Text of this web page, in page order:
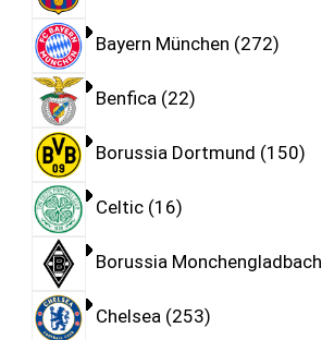
Bayern München 272
Benfica 22
Borussia Dortmund 150
Celtic 16
Borussia Monchengladbach
Chelsea 253